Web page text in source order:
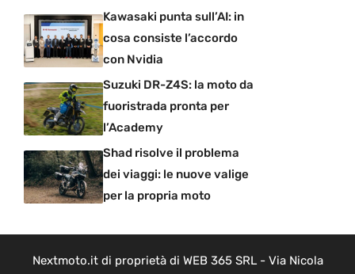
Kawasaki punta sull’AI: in
cosa consiste l’accordo
con Nvidia
Suzuki DR-Z4S: la moto da
fuoristrada pronta per
l’Academy
Shad risolve il problema
dei viaggi: le nuove valige
per la propria moto
Nextmoto.it di proprietà di WEB 365 SRL - Via Nicola